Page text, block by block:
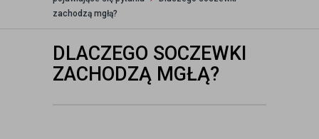
zachodzą mgłą?
DLACZEGO SOCZEWKI
ZACHODZĄ MGŁĄ?